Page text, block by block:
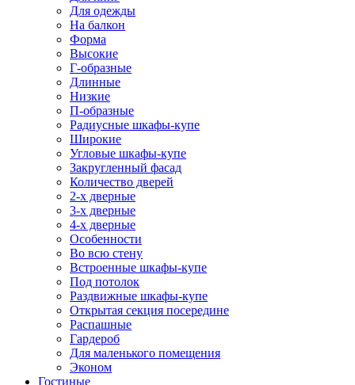
Для одежды
На балкон
Форма
Высокие
Г-образные
Длинные
Низкие
П-образные
Радиусные шкафы-купе
Широкие
Угловые шкафы-купе
Закругленный фасад
Количество дверей
2-х дверные
3-х дверные
4-х дверные
Особенности
Во всю стену
Встроенные шкафы-купе
Под потолок
Раздвижные шкафы-купе
Открытая секция посередине
Распашные
Гардероб
Для маленького помещения
Эконом
Гостиные